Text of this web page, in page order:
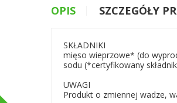
OPIS SZCZEGÓŁY
SKŁADNIKI
mięso wieprzowe* (do
sodu (*certyfikowany
UWAGI
Produkt o zmiennej wadze,